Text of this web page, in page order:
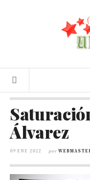
Álvarez
09 ENE 2022 por